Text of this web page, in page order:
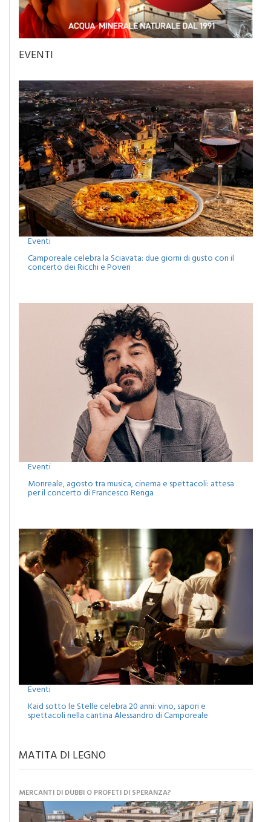
Eventi
Camporeale celebra la Sciavata: due giorni di gusto con il
Eventi
Monreale, agosto tra musica, cinema e spettacoli: attesa
Eventi
Kaid sotto le Stelle celebra 20 anni: vino, sapori e
MATITA DI LEGNO
MERCANTI DI DUBBI O PROFETI DI SPERANZA?